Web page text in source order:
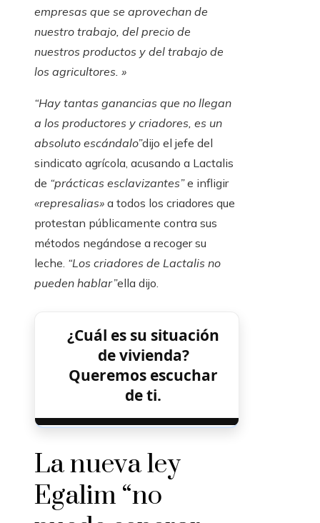
empresas que se aprovechan de
nuestro trabajo, del precio de
nuestros productos y del trabajo de
los agricultores. »
“Hay tantas ganancias que no llegan
a los productores y criadores, es un
absoluto escándalo”dijo el jefe del
sindicato agrícola, acusando a Lactalis
de “prácticas esclavizantes”e infligir
«represalias» a todos los criadores que
protestan públicamente contra sus
métodos negándose a recoger su
leche. “Los criadores de Lactalis no
pueden hablar”ella dijo.
¿Cuál es su situación
de vivienda?
Queremos escuchar
de ti.
La nueva ley
Egalim “no